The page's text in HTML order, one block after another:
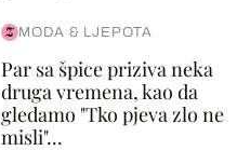
MODA & LJEPOTA
Par sa špice priziva neka
druga vremena, kao da
gledamo "Tko pjeva zlo ne
misli"...